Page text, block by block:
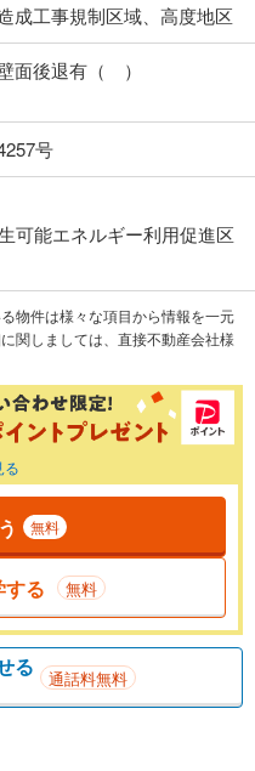
成工事規制区域、高度地区
面後退有（ ）
号
能エネルギー利用促進区
物件は様々な項目から情報を一元
関しましては、直接不動産会社様
る
無料
する 無料
る 通話料無料